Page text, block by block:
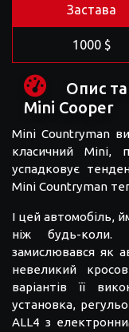
Застава
1000 $
Опис
Mini Cooper
Mini Countryman
класичний Mini,
успадковує
Mini Countryman
І цей автомобіль,
ніж будь-коли.
замислювався як
невеликий
варіантів її
установка,
ALL4 з